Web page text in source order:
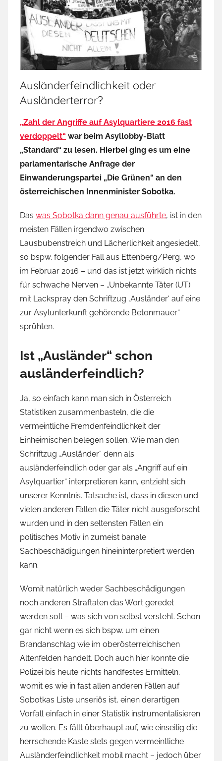
Ausländerfeindlichkeit oder
Ausländerterror?
„Zahl der Angriffe auf Asylquartiere 2016 fast
verdoppelt“ war beim Asyllobby-Blatt
„Standard“ zu lesen. Hierbei ging es um eine
parlamentarische Anfrage der
Einwanderungspartei „Die Grünen“ an den
österreichischen Innenminister Sobotka.
Das was Sobotka dann genau ausführte, ist in den
meisten Fällen irgendwo zwischen
Lausbubenstreich und Lächerlichkeit angesiedelt,
so bspw. folgender Fall aus Ettenberg/Perg, wo
im Februar 2016 – und das ist jetzt wirklich nichts
für schwache Nerven – „Unbekannte Täter (UT)
mit Lackspray den Schriftzug ‚Ausländer‘ auf eine
zur Asylunterkunft gehörende Betonmauer“
sprühten.
Ist „Ausländer“ schon
ausländerfeindlich?
Ja, so einfach kann man sich in Österreich
Statistiken zusammenbasteln, die die
vermeintliche Fremdenfeindlichkeit der
Einheimischen belegen sollen. Wie man den
Schriftzug „Ausländer“ denn als
ausländerfeindlich oder gar als „Angriff auf ein
Asylquartier“ interpretieren kann, entzieht sich
unserer Kenntnis. Tatsache ist, dass in diesen und
vielen anderen Fällen die Täter nicht ausgeforscht
wurden und in den seltensten Fällen ein
politisches Motiv in zumeist banale
Sachbeschädigungen hineininterpretiert werden
kann.
Womit natürlich weder Sachbeschädigungen
noch anderen Straftaten das Wort geredet
werden soll – was sich von selbst versteht. Schon
gar nicht wenn es sich bspw. um einen
Brandanschlag wie im oberösterreichischen
Altenfelden handelt. Doch auch hier konnte die
Polizei bis heute nichts handfestes Ermitteln,
womit es wie in fast allen anderen Fällen auf
Sobotkas Liste unseriös ist, einen derartigen
Vorfall einfach in einer Statistik instrumentalisieren
zu wollen. Es fällt überhaupt auf, wie einseitig die
herrschende Kaste stets gegen vermeintliche
Ausländerfeindlichkeit mobil macht – jedoch über